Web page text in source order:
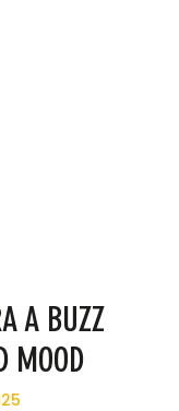
A BUZZ
MOOD